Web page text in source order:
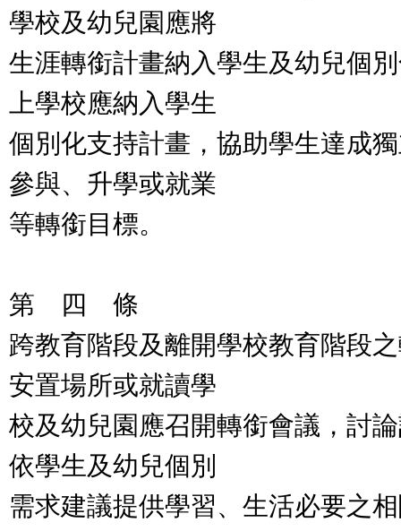
學校及幼兒園應將
生涯轉銜計畫納入學生及幼兒個
上學校應納入學生
個別化支持計畫，協助學生達成
參與、升學或就業
等轉銜目標。
第 四 條
跨教育階段及離開學校教育階段
安置場所或就讀學
校及幼兒園應召開轉銜會議，討
依學生及幼兒個別
需求建議提供學習、生活必要之